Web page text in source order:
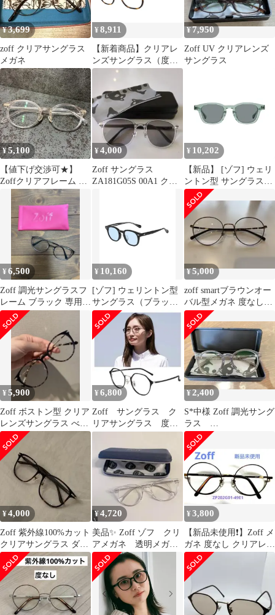
¥3,699
zoff クリアサングラス
メガネ
¥8,911
【新着商品】クリアレ
ンズサングラス（度な
し） UV ウェリントン
型 CLEAR
SUNGLASSES
(UV100%カット) UV ダ
テメガネ [ゾフ] おしゃ
れ UVカット クリアサ
ングラス 紫外線対策 レ
ディース【55□18-143】
¥7,950
Zoff UV クリアレンズ
サングラス
¥5,100
【値下げ交渉可★】
Zoffクリアフレーム UV
カットサングラス 伊達
メガネ
¥4,000
Zoff サングラス
ZA181G05S 00A1 クリ
¥ 10,202
【新品】 [ゾフ] ウェリ
ントン型 サングラス｜
JOURNAL STANDARD
relume ジャーナルスタ
ンダード レリューム 紫
外線防止 UVカット 男
女兼用 メンズ レディー
ス 男性用 女性用 ユニ
セックス おしゃれ 運転
ドライブ ゴルフ スポー
¥6,500
Zoff 調光サングラスフ
レーム ブラック 専用ケ
ース付き
¥ 10,160
[ゾフ] ウェリントン型
サングラス（ブラッ
ク）｜COLOR
SUNGLASSES｜男女兼
用 UVカット 紫外線対
策 おしゃれ レディース
メンズ
【ZF241G02_14E2
ZF241G02-14E2】
【49□23-145】
¥5,000
zoff smartブラウンオー
バル型メガネ 度なし
紫外線カットレンズ
¥5,900
Zoff ボストン型 クリア
レンズサングラス べっ
甲柄
¥ 6,800
Zoff サングラス ク
リアサングラス 度な
し 透明サングラス
¥2,400
S*中様 Zoff 調光サング
ラス
ZA241G68A_11A1 美品
¥4,000
Zoff 紫外線100%カット
クリアサングラス ダテ
メガネ
¥4,720
美品✨ Zoff ゾフ クリ
アメガネ 透明メガネ
サングラス
¥3,800
【新品未使用❗️】Zoff メ
ガネ 度なし クリアレン
ズ サングラス